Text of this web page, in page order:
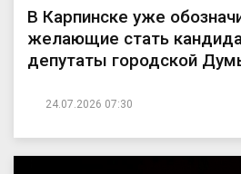
В Карпинске уже
желающие стать
депутаты городской
24.07.2026 07:30